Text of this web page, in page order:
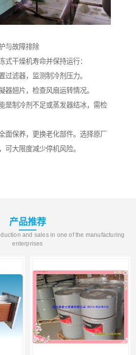
与故障排除
式干燥机寿命并保持运行：
过滤器，监测制冷剂压力。
器翅片，检查风扇运转情况。
是制冷剂不足或蒸发器结冰，需检
面保养，更换老化部件。选择原厂
可大限度减少停机风险。
产品推荐
and sales in one of the manufacturing
enterprises